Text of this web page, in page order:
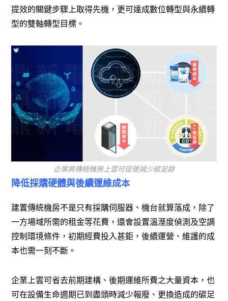
提效的關鍵步驟上取得先機，更可達成數位轉型與永續轉
型的雙軸轉型目標。
企業將傳統機房上雲可促使減少碳足跡
降低採購硬體與後續運維成本
建置傳統機房不是只有採購伺服器、機台就算落成，除了
一方場域所需的租金等花費，還會設置溫溼度偵測及空調
控制環境條件，初期經費投入甚鉅，後續運營、維護的成
本也需一刻不斷。
企業上雲可省去前期建構、後期運維所費之大量資本，也
可在設備生命週期已到盡頭時減少報廢、更換造成的碳足